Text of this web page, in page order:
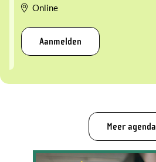
Online
Aanmelden
Meer agenda